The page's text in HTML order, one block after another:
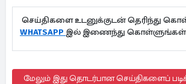
செய்திகளை உடனுக்குடன் தெரிந்து
WHATSAPP இல் இணைந்து
மேலும் இது தொடர்பான செய்திகளைப்